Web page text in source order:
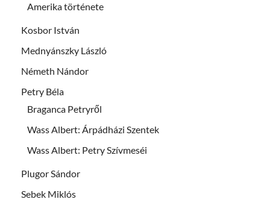
Amerika története
Kosbor István
Mednyánszky László
Németh Nándor
Petry Béla
Braganca Petryről
Wass Albert: Árpádházi Szentek
Wass Albert: Petry Szívmeséi
Plugor Sándor
Sebek Miklós